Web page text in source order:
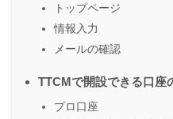
トップページ
情報入力
メールの確認
TTCMで開設できる口座
プロ口座